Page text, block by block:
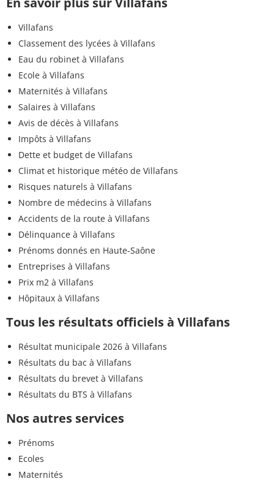
Villafans
Classement des lycées à Villafans
Eau du robinet à Villafans
Ecole à Villafans
Maternités à Villafans
Salaires à Villafans
Avis de décès à Villafans
Impôts à Villafans
Dette et budget de Villafans
Climat et historique météo de Villafans
Risques naturels à Villafans
Nombre de médecins à Villafans
Accidents de la route à Villafans
Délinquance à Villafans
Prénoms donnés en Haute-Saône
Entreprises à Villafans
Prix m2 à Villafans
Hôpitaux à Villafans
Tous les résultats officiels à Villafans
Résultat municipale 2026 à Villafans
Résultats du bac à Villafans
Résultats du brevet à Villafans
Résultats du BTS à Villafans
Nos autres services
Prénoms
Ecoles
Maternités